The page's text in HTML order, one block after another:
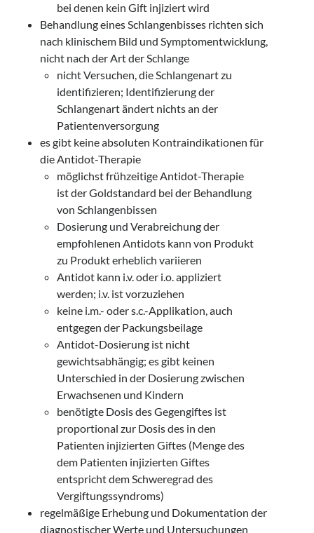
bei denen kein Gift injiziert wird
Behandlung eines Schlangenbisses richten sich
nach klinischem Bild und Symptomentwicklung,
nicht nach der Art der Schlange
nicht Versuchen, die Schlangenart zu
identifizieren; Identifizierung der
Schlangenart ändert nichts an der
Patientenversorgung
es gibt keine absoluten Kontraindikationen für
die Antidot-Therapie
möglichst frühzeitige Antidot-Therapie
ist der Goldstandard bei der Behandlung
von Schlangenbissen
Dosierung und Verabreichung der
empfohlenen Antidots kann von Produkt
zu Produkt erheblich variieren
Antidot kann i.v. oder i.o. appliziert
werden; i.v. ist vorzuziehen
keine i.m.- oder s.c.-Applikation, auch
entgegen der Packungsbeilage
Antidot-Dosierung ist nicht
gewichtsabhängig; es gibt keinen
Unterschied in der Dosierung zwischen
Erwachsenen und Kindern
benötigte Dosis des Gegengiftes ist
proportional zur Dosis des in den
Patienten injizierten Giftes (Menge des
dem Patienten injizierten Giftes
entspricht dem Schweregrad des
Vergiftungssyndroms)
regelmäßige Erhebung und Dokumentation der
diagnostischer Werte und Untersuchungen